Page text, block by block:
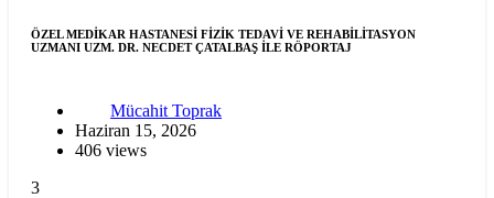
ÖZEL MEDİKAR HASTANESİ FİZİK TEDAVİ VE REHABİLİTASYON
UZMANI UZM. DR. NECDET ÇATALBAŞ İLE RÖPORTAJ
Mücahit Toprak
Haziran 15, 2026
406 views
3